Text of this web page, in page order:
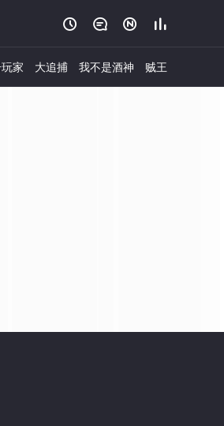
   
家 大追捕 我不是酒神 贼王